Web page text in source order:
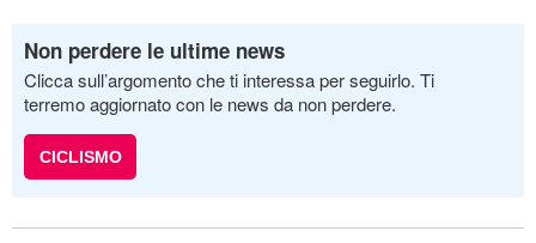
Non perdere le ultime news
Clicca sull’argomento che ti interessa per seguirlo. Ti
terremo aggiornato con le news da non perdere.
CICLISMO